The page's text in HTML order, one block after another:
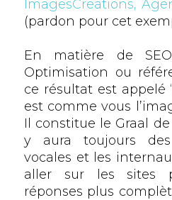
ImagesCreations,
(pardon pour cet
En matière de
Optimisation ou
ce résultat est appelé
est comme vous
Il constitue le Graal
y aura toujours
vocales et les
aller sur les sites
réponses plus